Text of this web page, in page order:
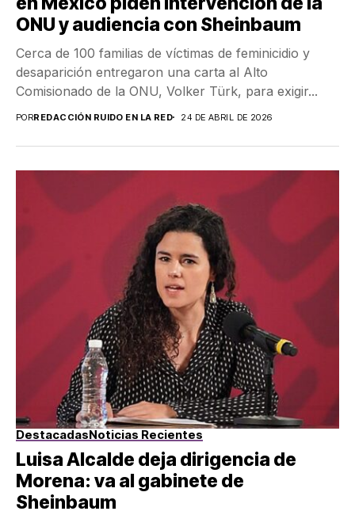
ONU y audiencia con Sheinbaum
Cerca de 100 familias de víctimas de feminicidio y
desaparición entregaron una carta al Alto
Comisionado de la ONU, Volker Türk, para exigir...
PORREDACCIÓN RUIDO EN LA RED 24 DE ABRIL DE 2026
DestacadasNoticias Recientes
Luisa Alcalde deja dirigencia de
Morena: va al gabinete de
Sheinbaum